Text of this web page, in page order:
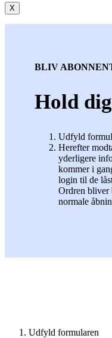
X
BLIV
Hold
Udfyld
Herefter
yderligere
kommer i
login til de
Ordren bliver
normale
Udfyld formularen